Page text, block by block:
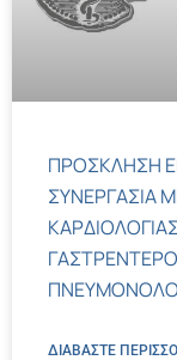
ΠΡΟΣΚΛΗΣΗ
ΣΥΝΕΡΓΑΣΙΑ
ΔΙΑΒΑΣΤΕ